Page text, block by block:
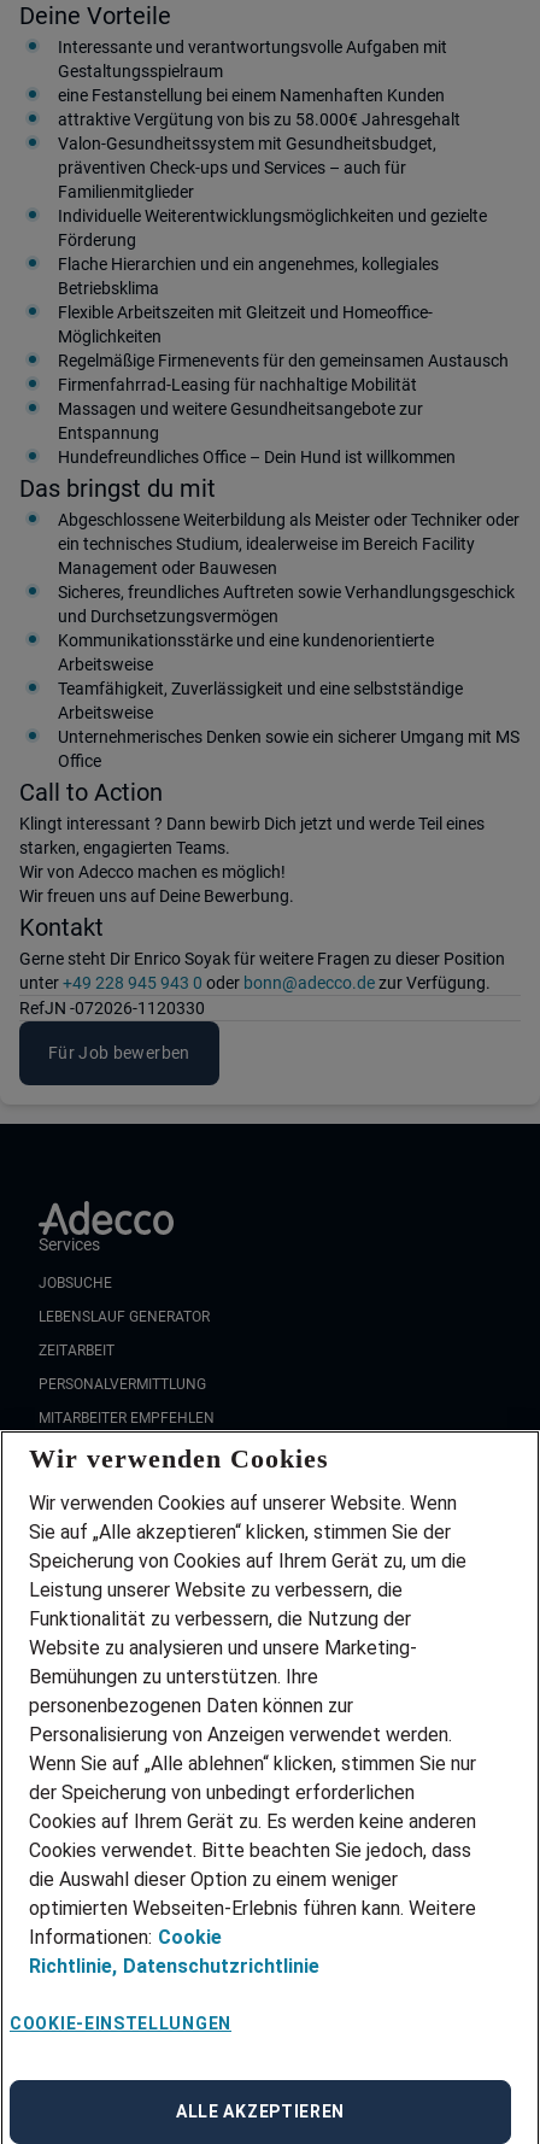
Deine Vorteile
Interessante und verantwortungsvolle Aufgaben mit
Gestaltungsspielraum
eine Festanstellung bei einem Namenhaften Kunden
attraktive Vergütung von bis zu 58.000€ Jahresgehalt
Valon-Gesundheitssystem mit Gesundheitsbudget,
präventiven Check-ups und Services – auch für
Familienmitglieder
Individuelle Weiterentwicklungsmöglichkeiten und gezielte
Förderung
Flache Hierarchien und ein angenehmes, kollegiales
Betriebsklima
Flexible Arbeitszeiten mit Gleitzeit und Homeoffice-
Möglichkeiten
Regelmäßige Firmenevents für den gemeinsamen Austausch
Firmenfahrrad-Leasing für nachhaltige Mobilität
Massagen und weitere Gesundheitsangebote zur
Entspannung
Hundefreundliches Office – Dein Hund ist willkommen
Das bringst du mit
Abgeschlossene Weiterbildung als Meister oder Techniker oder
ein technisches Studium, idealerweise im Bereich Facility
Management oder Bauwesen
Sicheres, freundliches Auftreten sowie Verhandlungsgeschick
und Durchsetzungsvermögen
Kommunikationsstärke und eine kundenorientierte
Arbeitsweise
Teamfähigkeit, Zuverlässigkeit und eine selbstständige
Arbeitsweise
Unternehmerisches Denken sowie ein sicherer Umgang mit MS
Office
Call to Action
Klingt interessant ? Dann bewirb Dich jetzt und werde Teil eines
starken, engagierten Teams.
Wir von Adecco machen es möglich!
Wir freuen uns auf Deine Bewerbung.
Kontakt
Gerne steht Dir Enrico Soyak für weitere Fragen zu dieser Position
unter+49 228 945 943 0 oder bonn@adecco.dezur Verfügung.
RefJN -072026-1120330
Für Job bewerben
Services
JOBSUCHE
LEBENSLAUF GENERATOR
ZEITARBEIT
PERSONALVERMITTLUNG
MITARBEITER EMPFEHLEN
FAQ
Wir stellen ein!
DEINE BERUFSGRUPPE
DEINE LEBENSSITUATION
PARTNERSHIP WITH AIRBUS
INITIATIV BEWERBEN
ÜBER UNS
STANDORTE
BLOG
PRESSE
KONTAKT
@Adecco 2026
IMPRESSUM
DATENSCHUTZ
NUTZUNGSBEDINGUNGEN
COOKIE-RICHTLINIEN
BESCHWERDESTELLE
Wir verwenden Cookies
Wir verwenden Cookies auf unserer Website. Wenn
Sie auf „Alle akzeptieren“ klicken, stimmen Sie der
Speicherung von Cookies auf Ihrem Gerät zu, um die
Leistung unserer Website zu verbessern, die
Funktionalität zu verbessern, die Nutzung der
Website zu analysieren und unsere Marketing-
Bemühungen zu unterstützen. Ihre
personenbezogenen Daten können zur
Personalisierung von Anzeigen verwendet werden.
Wenn Sie auf „Alle ablehnen“ klicken, stimmen Sie nur
der Speicherung von unbedingt erforderlichen
Cookies auf Ihrem Gerät zu. Es werden keine anderen
Cookies verwendet. Bitte beachten Sie jedoch, dass
die Auswahl dieser Option zu einem weniger
optimierten Webseiten-Erlebnis führen kann. Weitere
Informationen: Cookie
Richtlinie, Datenschutzrichtlinie
COOKIE-EINSTELLUNGEN
ALLE AKZEPTIEREN